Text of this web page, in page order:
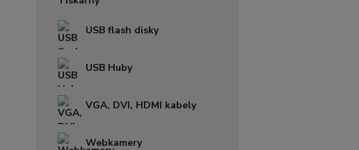
USB flash disky
USB Huby
VGA, DVI, HDMI kabely
Webkamery